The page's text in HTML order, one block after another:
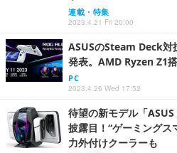
連載・特集
2023.4.21 Fri 20:00
ASUSのSteam Deck対
発表。AMD Ryzen Z1
PC
2023.4.26 Wed 17:52
待望の新モデル「
披露目！“ゲーミングス
力外付けクーラーも